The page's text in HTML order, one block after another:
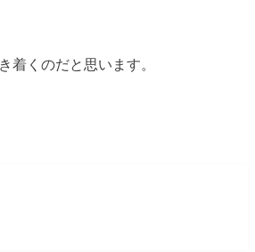
着くのだと思います。